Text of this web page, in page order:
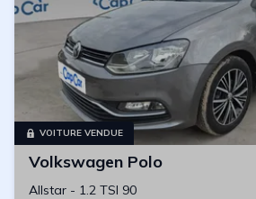
VOITURE VENDUE
Volkswagen Polo
Allstar - 1.2 TSI 90